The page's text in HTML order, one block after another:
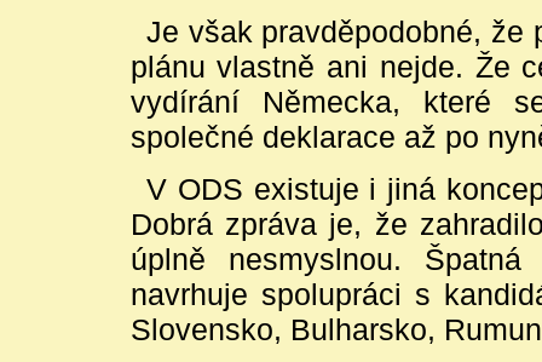
Je však pravděpodobné, že
plánu vlastně ani nejde. Že
vydírání Německa, které
společné deklarace až po
V ODS existuje i jiná
Dobrá zpráva je, že
úplně nesmyslnou.
navrhuje spolupráci s
Slovensko, Bulharsko,